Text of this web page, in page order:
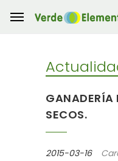
GANADERÍA
SECOS.
2015-03-16